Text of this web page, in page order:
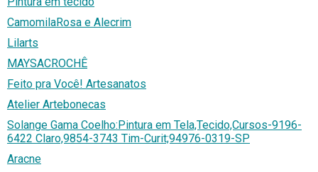
CamomilaRosa e Alecrim
Lilarts
MAYSACROCHÊ
Feito pra Você! Artesanatos
Atelier Artebonecas
Solange Gama Coelho:Pintura em Tela,Tecido,Cursos-9196-
6422 Claro,9854-3743 Tim-Curit;94976-0319-SP
Aracne